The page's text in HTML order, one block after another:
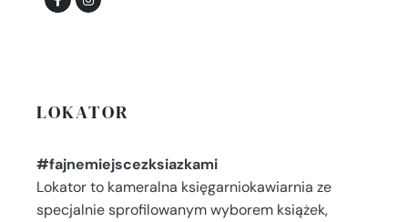
LOKATOR
#fajnemiejscezksiazkami
Lokator to kameralna księgarniokawiarnia ze
specjalnie sprofilowanym wyborem książek,